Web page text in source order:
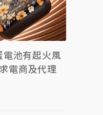
電池有起火風
電商及代理